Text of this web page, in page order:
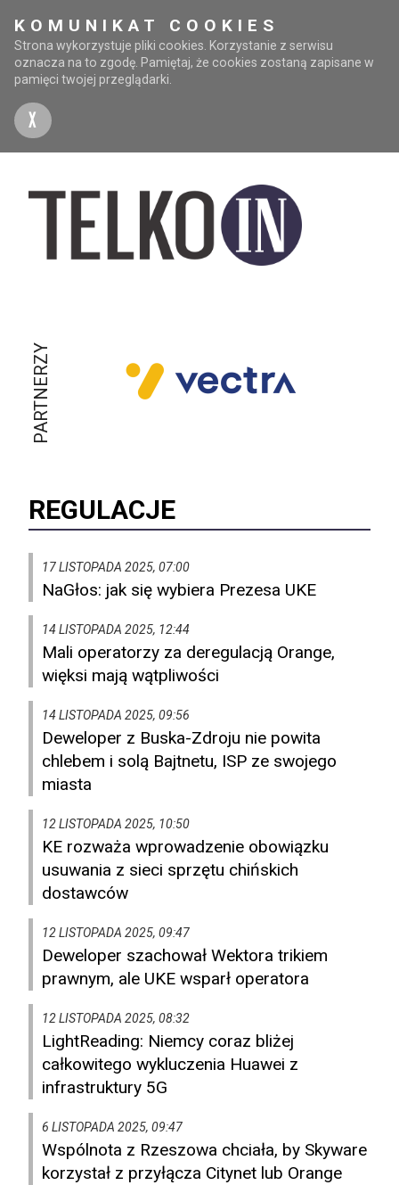
KOMUNIKAT COOKIES
Strona wykorzystuje pliki cookies. Korzystanie z serwisu
oznacza na to zgodę. Pamiętaj, że cookies zostaną zapisane w
pamięci twojej przeglądarki.
X
PARTNERZY
REGULACJE
17 LISTOPADA 2025, 07:00
NaGłos: jak się wybiera Prezesa UKE
14 LISTOPADA 2025, 12:44
Mali operatorzy za deregulacją Orange,
więksi mają wątpliwości
14 LISTOPADA 2025, 09:56
Deweloper z Buska-Zdroju nie powita
chlebem i solą Bajtnetu, ISP ze swojego
miasta
12 LISTOPADA 2025, 10:50
KE rozważa wprowadzenie obowiązku
usuwania z sieci sprzętu chińskich
dostawców
12 LISTOPADA 2025, 09:47
Deweloper szachował Wektora trikiem
prawnym, ale UKE wsparł operatora
12 LISTOPADA 2025, 08:32
LightReading: Niemcy coraz bliżej
całkowitego wykluczenia Huawei z
infrastruktury 5G
6 LISTOPADA 2025, 09:47
Wspólnota z Rzeszowa chciała, by Skyware
korzystał z przyłącza Citynet lub Orange